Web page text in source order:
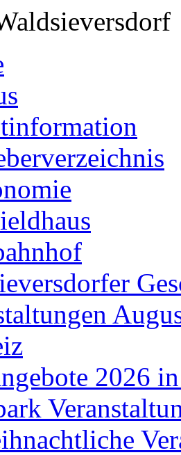
2026